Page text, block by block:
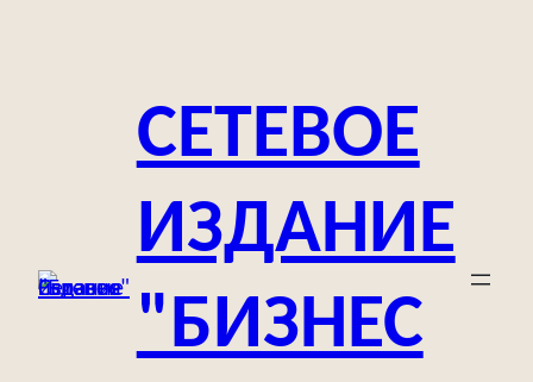
содержимомуСЕТЕВОЕ
ИЗДАНИЕ
"БИЗНЕС